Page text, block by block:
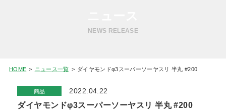
NEWS RELEASE
HOME ニュース一覧 ダイヤモンドφ3スーパーソーヤスリ 半丸 #200
商品 2022.04.22
ダイヤモンドφ3スーパーソーヤスリ 半丸 #200